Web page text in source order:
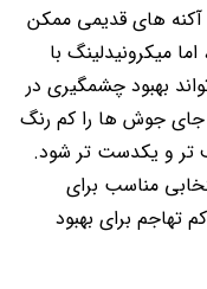
های قدیمی ممکن
میکرونیدلینگ با
بهبود چشمگیری در
جای جوش ها را کم رنگ
تر و یکدست تر شود.
مناسب برای
تهاجم برای بهبود